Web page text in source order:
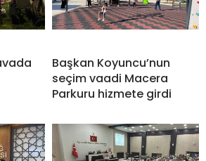
Başkan Koyuncu’nun
seçim vaadi Macera
Parkuru hizmete girdi